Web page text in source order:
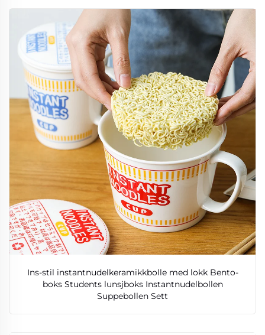
Ins-stil instantnudelkeramikkbolle med lokk Bento-
boks Students lunsjboks Instantnudelbollen
Suppebollen Sett